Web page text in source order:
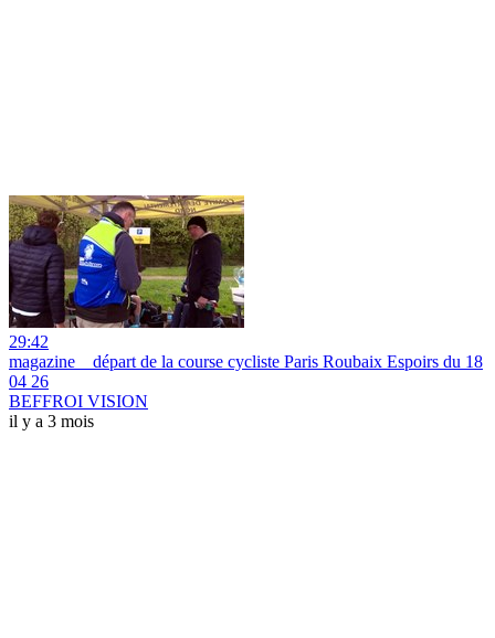
29:42
magazine _ départ de la course cycliste Paris Roubaix Espoirs du 18
04 26
BEFFROI VISION
il y a 3 mois